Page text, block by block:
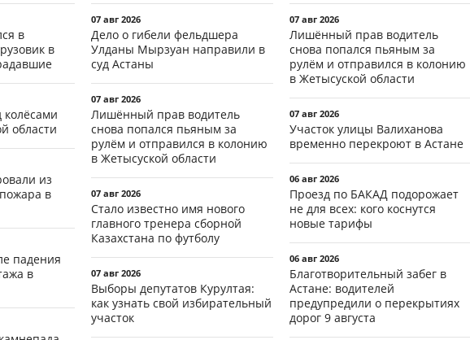
в
в
области
из
в
падения
в
07 авг 2026
Дело о гибели фельдшера
Улданы Мырзуан направили в
суд Астаны
07 авг 2026
Лишённый прав водитель
снова попался пьяным за
рулём и отправился в колонию
в Жетысуской области
07 авг 2026
Стало известно имя нового
главного тренера сборной
Казахстана по футболу
07 авг 2026
Выборы депутатов Курултая:
как узнать свой избирательный
участок
07 авг 2026
Лишённый прав водитель
снова попался пьяным за
рулём и отправился в колонию
в Жетысуской области
07 авг 2026
Участок улицы Валиханова
временно перекроют в Астане
06 авг 2026
Проезд по БАКАД подорожает
не для всех: кого коснутся
новые тарифы
06 авг 2026
Благотворительный забег в
Астане: водителей
предупредили о перекрытиях
дорог 9 августа